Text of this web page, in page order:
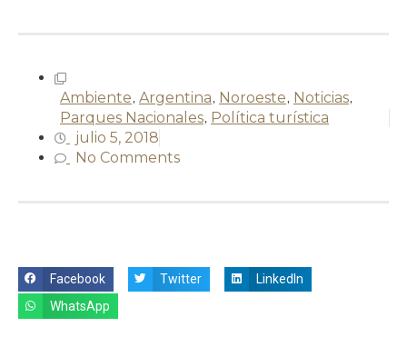
Ambiente, Argentina, Noroeste, Noticias,
Parques Nacionales, Política turística
julio 5, 2018
No Comments
Facebook Twitter
LinkedIn
WhatsApp